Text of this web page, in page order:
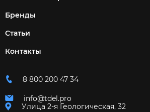
Бренды
Статьи
Контакты
8 800 200 47 34
info@tdel.pro
Улица 2-я Геологическая, 32